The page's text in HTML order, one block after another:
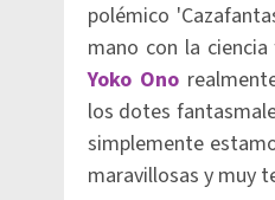
polémico
mano con la ciencia
Yoko Ono
los dotes
simplemente
maravillosas y muy